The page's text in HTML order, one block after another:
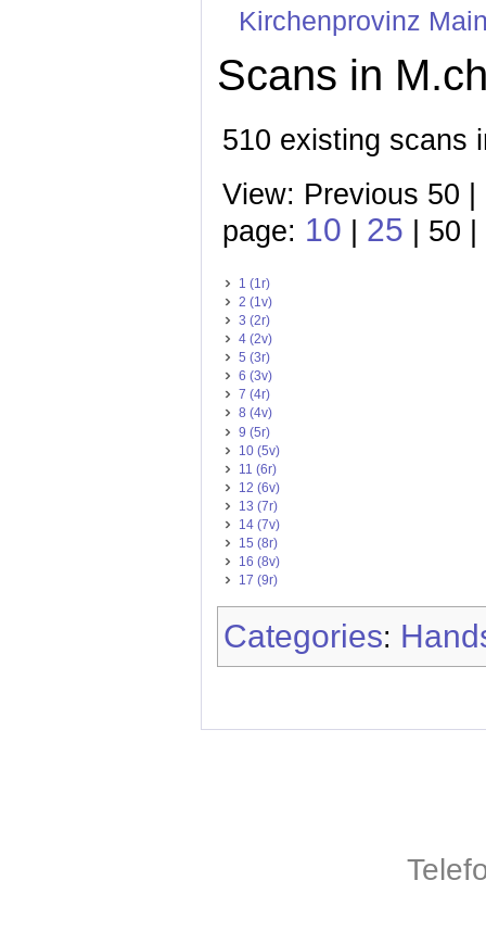
Kirchenprovinz
Scans in
510 existing scans
View: Previous 50 |
page: 10 25 | 50 |
1 (1r)
2 (1v)
3 (2r)
4 (2v)
5 (3r)
6 (3v)
7 (4r)
8 (4v)
9 (5r)
10 (5v)
11 (6r)
12 (6v)
13 (7r)
14 (7v)
15 (8r)
16 (8v)
17 (9r)
Categories: